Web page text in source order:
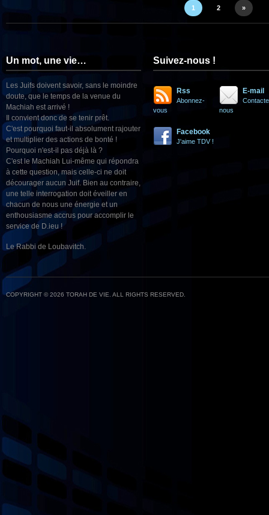
1 2 »
Un mot, une vie…
Les Juifs doivent savoir, sans le moindre
doute, que le temps de la venue du
Machiah est arrivé !
Il convient donc de se tenir prêt.
C'est pourquoi faut-il absolument rajouter
et multiplier des actions de bonté !
Pourquoi n'est-il pas déjà là ?
C'est le Machiah Lui-même qui répondra
à cette question, mais celle-ci ne doit
décourager aucun Juif. Bien au contraire,
une telle interrogation doit éveiller en
chacun de nous une énergie et un
enthousiasme accrus pour accomplir le
service de D.ieu !
Le Rabbi de Loubavitch.
Suivez-nous !
Rss
Abonnez-
vous
E-mail
nous
Facebook
J'aime TDV !
COPYRIGHT © 2026 TORAH DE VIE. ALL RIGHTS RESERVED.